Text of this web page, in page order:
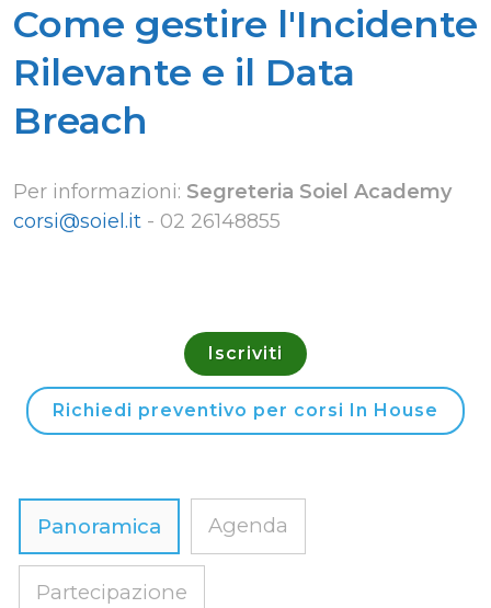
Come gestire l'Incidente
Rilevante e il Data
Breach
Per informazioni: Segreteria Soiel Academy
corsi@soiel.it - 02 26148855
Iscriviti
Richiedi preventivo per corsi In House
Panoramica Agenda
Partecipazione